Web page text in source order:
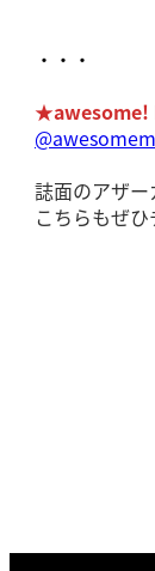
・・・
誌面のアザ
こちらもぜ